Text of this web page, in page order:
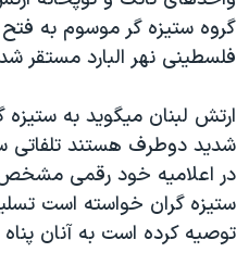
فرهنگ و زندگی
حقوق شهروندی
علم و فناوری
اسرائیل در جنگ
گالری عکس
مستندها
انتخابات ریاست جمهوری آمریکا ۲۰۲۴
رمز مهسا
ورزش زنان در ایران
اعتراضات زن، زندگی، آزادی
دنبال کنید
زبانهای مختلف
گروه ستيزه گر موسوم به فتح
فلسطينی نهر البارد مستقر
ارتش لبنان ميگويد به ستيزه
شديد دوطرف هستند تلفاتی
در اعلاميه خود رقمی مشخص
ستيزه گران خواسته است
توصيه کرده است به آنان